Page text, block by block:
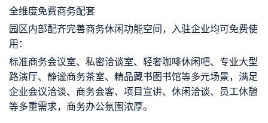
全维度免费商务配套
园区内部配齐完善商务休闲功能空间，入驻企业均可免费使
用：
标准商务会议室、私密洽谈室、轻奢咖啡休闲吧、专业大型
路演厅、静谧商务茶室、精品藏书图书馆等多元场景，满足
企业会议洽谈、商务会客、项目宣讲、休闲洽谈、员工休憩
等多重需求，商务办公氛围浓厚。